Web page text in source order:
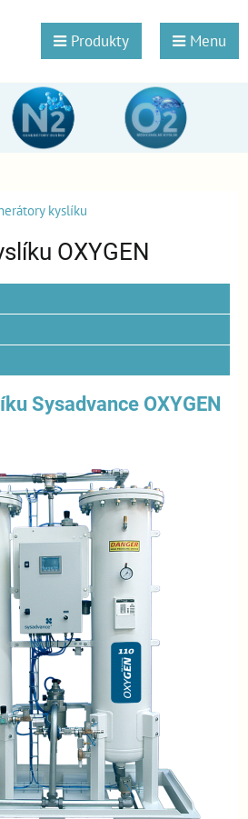
Produkty Menu
kyslíku
OXYGEN
Sysadvance OXYGEN